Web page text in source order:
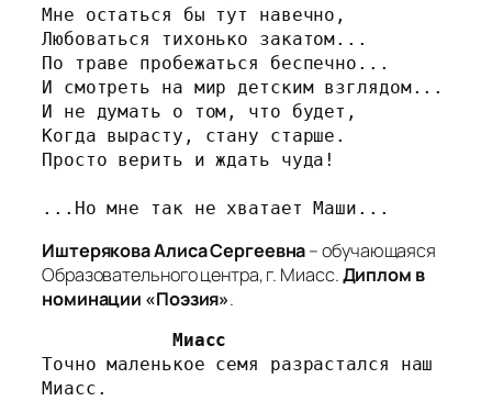
Мне остаться бы тут навечно,
Любоваться тихонько закатом...
По траве пробежаться беспечно...
И смотреть на мир детским взглядом...
И не думать о том, что будет,
Когда вырасту, стану старше.
Просто верить и ждать чуда!
...Но мне так не хватает Маши...
Иштерякова Алиса Сергеевна– обучающаяся
Образовательного центра, г. Миасс.Диплом в
номинации «Поэзия».
Миасс
Точно маленькое семя разрастался наш
Миасс.